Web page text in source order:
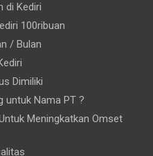
di Kediri
100ribuan
/ Bulan
Dimiliki
untuk Nama PT ?
Meningkatkan Omset